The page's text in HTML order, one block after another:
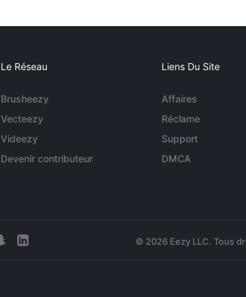
Le Réseau
Brusheezy
Vecteezy
Videezy
Devenir contributeur
Liens Du Site
Affaires
Réclame
Support
DMCA
© 2026 Eezy LLC. Tous